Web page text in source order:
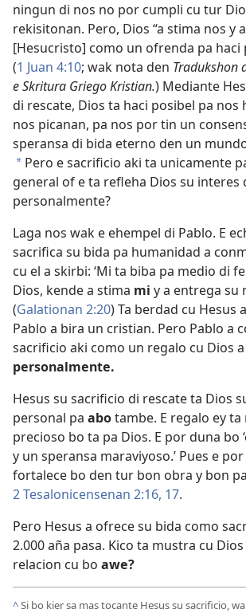
ningun di nos no por cumpli cu tur
rekisitonan. Pero, Dios “a stima nos y
[Hesucristo] como un ofrenda pa haci
(1 Juan 4:10; wak nota den Tradukshon
e Skritura Griego Kristian.) Mediante
di rescate, Dios ta haci posibel pa nos
nos picanan, pa nos por tin un
speransa di bida eterno den un
* Pero e sacrificio aki ta unicamente
general of e ta refleha Dios su interes
personalmente?
Laga nos wak e ehempel di Pablo. E
sacrifica su bida pa humanidad a
cu el a skirbi: ‘Mi ta biba pa medio di
Dios, kende a stima mi y a entrega su
(Galationan 2:20) Ta berdad cu Hesus
Pablo a bira un cristian. Pero Pablo a
sacrificio aki como un regalo cu Dios a
personalmente.
Hesus su sacrificio di rescate ta Dios
personal pa abotambe. E regalo ey
precioso bo ta pa Dios. E por duna bo
y un speransa maraviyoso.’ Pues e por
fortalece bo den tur bon obra y bon
2 Tesalonicensenan 2:16, 17.
Pero Hesus a ofrece su bida como
2.000 aña pasa. Kico ta mustra cu
relacion cu bo awe?
^Si bo kier sa mas tocante Hesus su sacrificio,